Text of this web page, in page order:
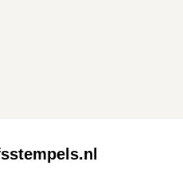
Contact opnemen